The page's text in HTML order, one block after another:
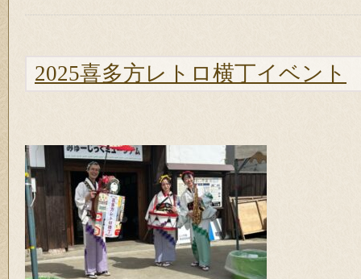
2025喜多方レトロ横丁イベント